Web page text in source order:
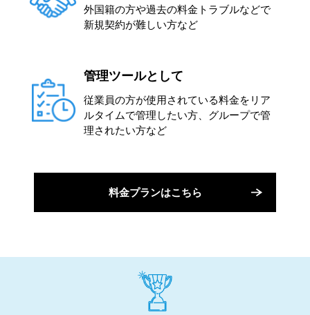
外国籍の方や過去の料金トラブルなどで
新規契約が難しい方など
管理ツールとして
従業員の方が使用されている料金をリア
ルタイムで管理したい方、グループで管
理されたい方など
料金プランはこちら